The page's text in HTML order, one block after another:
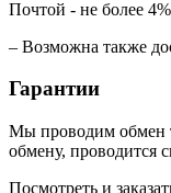
Почтой - не более
– Возможна также
Гарантии
Мы проводим обмен
обмену, проводится
Посмотреть и